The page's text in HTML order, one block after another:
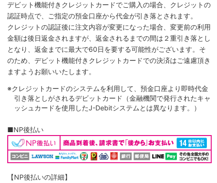
デビット機能付きクレジットカードでご購入の場合、クレジットの
認証時点で、ご指定の預金口座から代金が引き落とされます。
クレジットの認証後に注文内容が変更になった場合、変更前の利用
金額は後日返金されますが、返金されるまでの間は２重引き落とし
となり、返金までに最大で60日を要する可能性がございます。そ
のため、デビット機能付きクレジットカードでの決済はご遠慮頂き
ますようお願いいたします。
※クレジットカードのシステムを利用して、預金口座より即時代金
引き落としがされるデビットカード（金融機関で発行されたキャ
ッシュカードを使用したJ-Debitシステムとは異なります。）
■NP後払い
【NP後払いの詳細】